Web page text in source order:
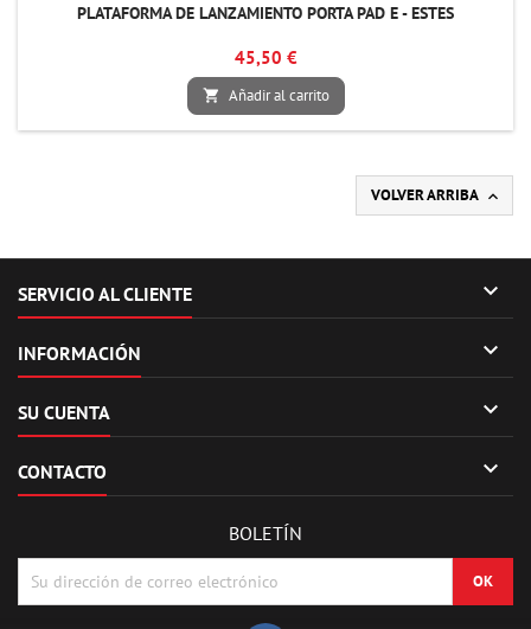
PLATAFORMA DE LANZAMIENTO PORTA PAD E - ESTES
45,50 €
 Añadir al carrito
VOLVER ARRIBA 
SERVICIO AL CLIENTE 
INFORMACIÓN 
SU CUENTA 
CONTACTO 
BOLETÍN